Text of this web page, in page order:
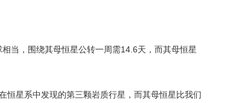
当，围绕其母恒星公转一周需14.6天，而其母恒星
星系中发现的第三颗岩质行星，而其母恒星比我们